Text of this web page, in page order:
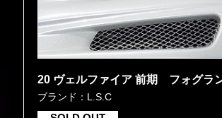
20 ヴェルファイア 前期 フォグラ
ブランド：L.S.C